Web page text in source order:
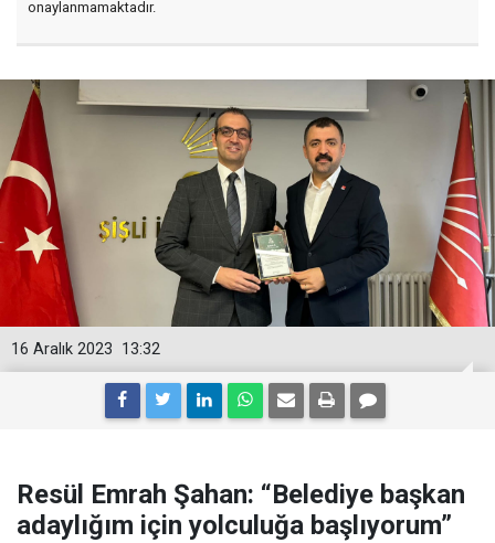
onaylanmamaktadır.
13:32
16 Aralık 2023
Resül Emrah Şahan: “Belediye başkan
adaylığım için yolculuğa başlıyorum”